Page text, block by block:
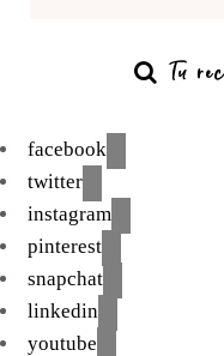
facebook
twitter
instagram
pinterest
snapchat
linkedin
youtube